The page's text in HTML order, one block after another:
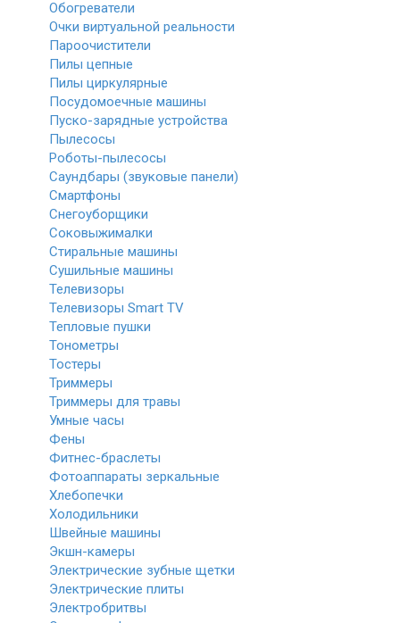
Обогреватели
Очки виртуальной реальности
Пароочистители
Пилы цепные
Пилы циркулярные
Посудомоечные машины
Пуско-зарядные устройства
Пылесосы
Роботы-пылесосы
Саундбары (звуковые панели)
Смартфоны
Снегоуборщики
Соковыжималки
Стиральные машины
Сушильные машины
Телевизоры
Телевизоры Smart TV
Тепловые пушки
Тонометры
Тостеры
Триммеры
Триммеры для травы
Умные часы
Фены
Фитнес-браслеты
Фотоаппараты зеркальные
Хлебопечки
Холодильники
Швейные машины
Экшн-камеры
Электрические зубные щетки
Электрические плиты
Электробритвы